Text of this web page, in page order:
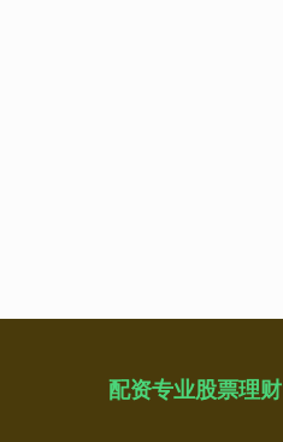
配资专业股票理财